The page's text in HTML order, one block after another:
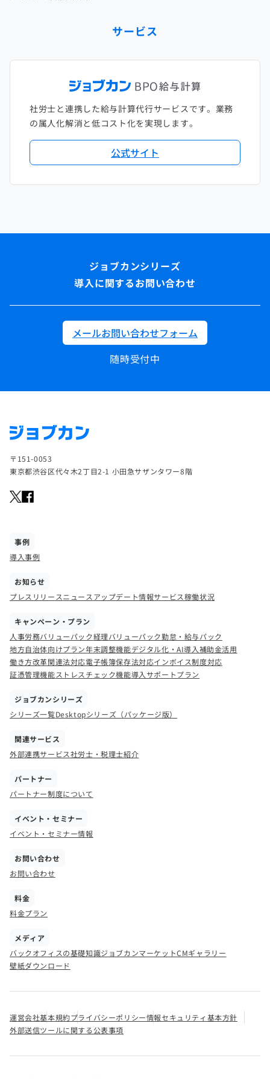
サービス
社労士と連携した給与計算代行サービスです。業務
の属人化解消と低コスト化を実現します。
公式サイト
導入に関するお問い合わせ
メールお問い合わせフォーム
随時受付中
〒151-0053
東京都渋谷区代々木2丁目2-1 小田急サザンタワー8階
事例
導入事例
お知らせ
プレスリリースニュース アップデート情報サービス稼働状況
キャンペーン・プラン
人事労務バリューパック経理バリューパック勤怠・給与パック
地方自治体向けプラン年末調整機能デジタル化・AI導入補助金活用
働き方改革関連法対応電子帳簿保存法対応インボイス制度対応
証憑管理機能ストレスチェック機能導入サポートプラン
ジョブカンシリーズ
シリーズ一覧Desktopシリーズ（パッケージ版）
関連サービス
外部連携サービス社労士・税理士紹介
パートナー
パートナー制度について
イベント・セミナー
イベント・セミナー情報
お問い合わせ
お問い合わせ
料金
料金プラン
メディア
バックオフィスの基礎知識ジョブカンマーケットCMギャラリー
壁紙ダウンロード
運営会社基本規約プライバシーポリシー情報セキュリティ基本方針
外部送信ツールに関する公表事項